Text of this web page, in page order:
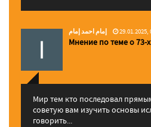
إمام احمد إمام 29.01.2025,
Мнение по теме о 73-
Мир тем кто последовал
советую вам изучить основы
говорить...